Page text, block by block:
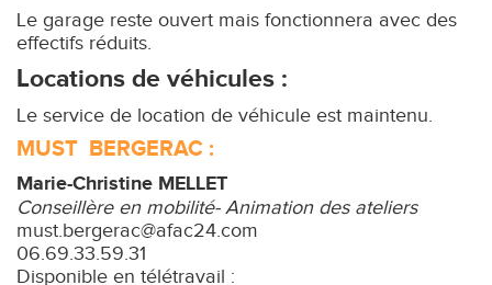
Le garage reste ouvert mais fonctionnera avec des
effectifs réduits.
Locations de véhicules :
Le service de location de véhicule est maintenu.
MUST BERGERAC :
Marie-Christine MELLET
Conseillère en mobilité- Animation des ateliers
must.bergerac@afac24.com
06.69.33.59.31
Disponible en télétravail :